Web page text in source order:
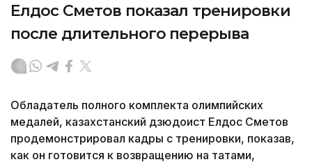
Елдос Сметов показал тренировки
после длительного перерыва
Обладатель полного комплекта олимпийских
медалей, казахстанский дзюдоист Елдос Сметов
продемонстрировал кадры с тренировки, показав,
как он готовится к возвращению на татами,